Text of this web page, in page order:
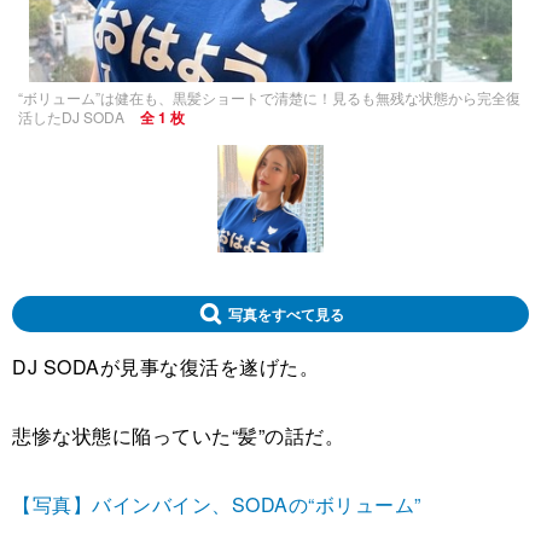
“ボリューム”は健在も、黒髪ショートで清楚に！見るも無残な状態から完全復
活したDJ SODA
全 1 枚
写真をすべて見る
DJ SODAが見事な復活を遂げた。
悲惨な状態に陥っていた“髪”の話だ。
【写真】バインバイン、SODAの“ボリューム”